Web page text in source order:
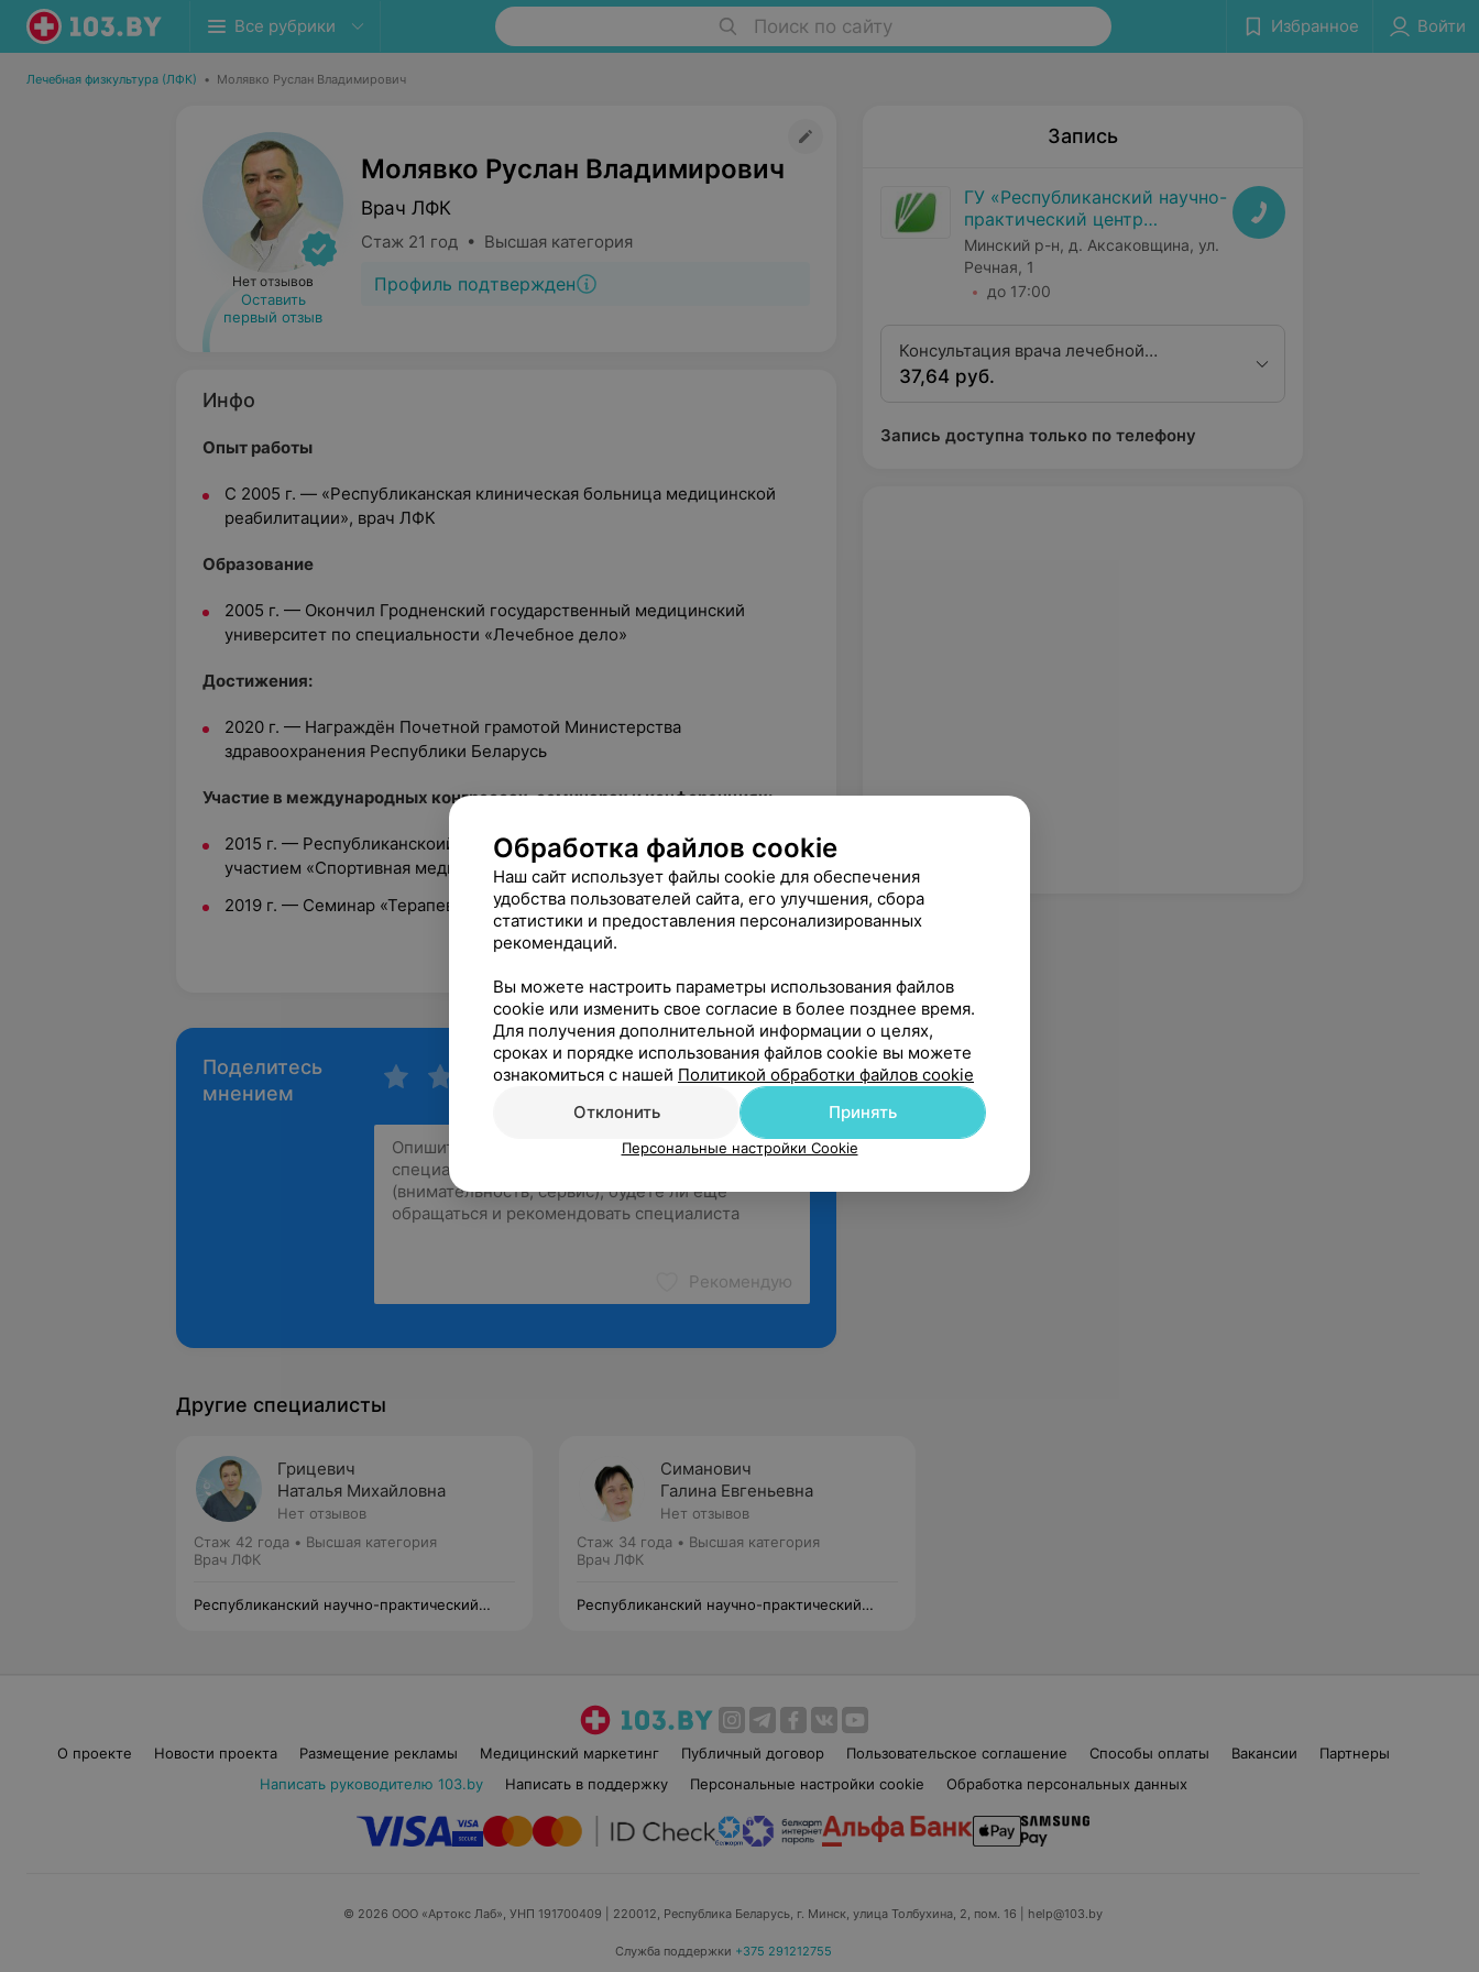
Все рубрики Поиск по сайту Избранное Войти
Лечебная физкультура (ЛФК) • Молявко Руслан Владимирович
Нет отзывов
Оставить
первый отзыв
Молявко Руслан Владимирович
Врач ЛФК
Стаж 21 год • Высшая категория
Профиль подтвержден
Инфо
Опыт работы
С 2005 г. — «Республиканская клиническая больница медицинской
реабилитации», врач ЛФК
Oбразование
2005 г. — Окончил Гродненский государственный медицинский
университет по специальности «Лечебное дело»
Достижения:
2020 г. — Награждён Почетной грамотой Министерства
здравоохранения Республики Беларусь
Участие в международных конгрессах, семинарах и конференциях:
2015 г. — Республиканскоий обучающий семинар с международным
участием «Спортивная медицина на пути к РИО 2016»
2019 г. — Семинар «Терапевтическое тейпирование. Базовый курс»
Поделитесь
мнением
Рекомендую
Запись
ГУ «Республиканский научно-
практический центр
медицинской экспертизы и
реабилитаци»
Минский р-н, д. Аксаковщина, ул.
Речная, 1
до 17:00
Консультация врача лечебной
физкультуры высшей
37,64 руб.
Запись доступна только по телефону
Другие специалисты
Грицевич
Наталья Михайловна
Нет отзывов
Стаж 42 года • Высшая категория
Врач ЛФК
Республиканский научно-практический
Симанович
Галина Евгеньевна
Нет отзывов
Стаж 34 года • Высшая категория
Врач ЛФК
Республиканский научно-практический
О проекте Новости проекта Размещение рекламы Медицинский маркетинг Публичный договор Пользовательское соглашение Способы оплаты Вакансии
Партнеры
Написать руководителю 103.by
Написать в поддержку Персональные настройки cookie Обработка персональных данных
© 2026 ООО «Артокс Лаб», УНП 191700409 | 220012, Республика Беларусь, г. Минск, улица Толбухина, 2, пом. 16 | help@103.by
Служба поддержки +375 291212755
Обработка файлов cookie
Наш сайт использует файлы cookie для обеспечения
удобства пользователей сайта, его улучшения, сбора
статистики и предоставления персонализированных
рекомендаций.
Вы можете настроить параметры использования файлов
cookie или изменить свое согласие в более позднее время.
Для получения дополнительной информации о целях,
сроках и порядке использования файлов cookie вы можете
ознакомиться с нашей Политикой обработки файлов cookie
Отклонить
Принять
Персональные настройки Cookie